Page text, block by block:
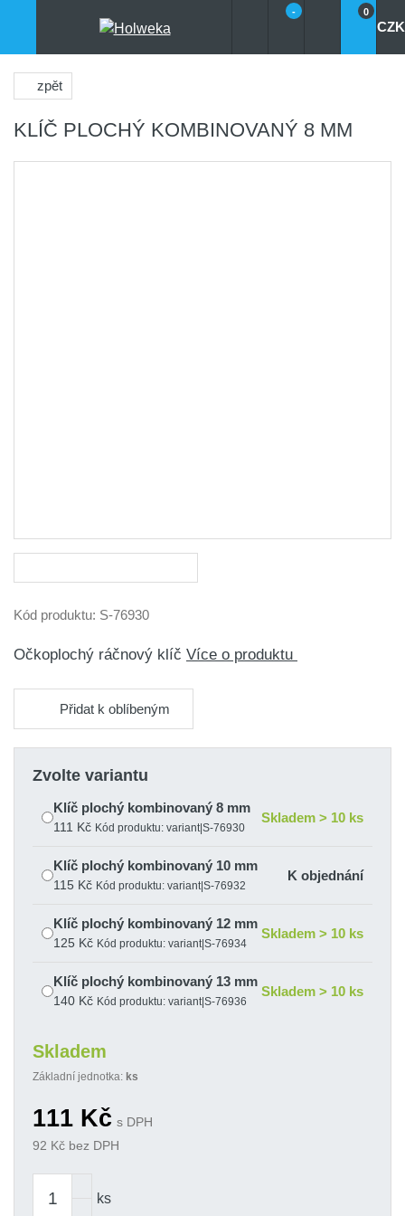
- 0
CZK
zpět
KLÍČ PLOCHÝ KOMBINOVANÝ 8 MM
Kód produktu: S-76930
Očkoplochý ráčnový klíč Více o produktu
Přidat k oblíbeným
Zvolte variantu
Klíč plochý kombinovaný 8 mm
111 Kč Kód produktu: variant|S-76930
Skladem > 10 ks
Klíč plochý kombinovaný 10 mm
115 Kč Kód produktu: variant|S-76932
K objednání
Klíč plochý kombinovaný 12 mm
125 Kč Kód produktu: variant|S-76934
Skladem > 10 ks
Klíč plochý kombinovaný 13 mm
140 Kč Kód produktu: variant|S-76936
Skladem > 10 ks
149 KčKód produktu: variant|S-76938
156 Kč Kód produktu: variant|S-76940
Klíč plochý kombinovaný 17 mm
180 Kč
Skladem
Základní jednotka: ks
111 Kč s DPH
92 Kč bez DPH
ks